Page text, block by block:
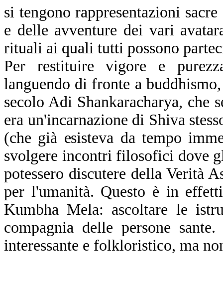
si tengono rappresentazioni
e delle avventure dei vari
rituali ai quali tutti possono
Per restituire vigore e
languendo di fronte a
secolo Adi Shankaracharya, che
era un'incarnazione di Shiva
(che già esisteva da tempo
svolgere incontri filosofici dove
potessero discutere della Verità
per l'umanità. Questo è in
Kumbha Mela: ascoltare le
compagnia delle persone
interessante e folkloristico, ma